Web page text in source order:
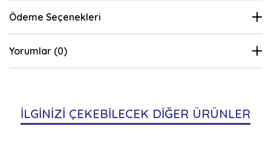
Ödeme Seçenekleri
Yorumlar (0)
İLGİNİZİ ÇEKEBİLECEK DİĞER ÜRÜNLER